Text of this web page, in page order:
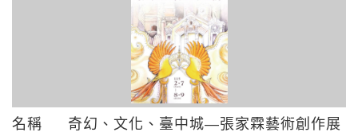
名稱
奇幻、文化、臺中城—張家霖藝術創作展